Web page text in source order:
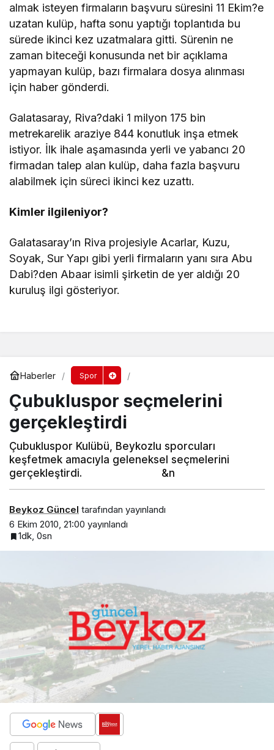
almak isteyen firmaların başvuru süresini 11 Ekim?e
uzatan kulüp, hafta sonu yaptığı toplantıda bu
sürede ikinci kez uzatmalara gitti. Sürenin ne
zaman biteceği konusunda net bir açıklama
yapmayan kulüp, bazı firmalara dosya alınması
için haber gönderdi.
Galatasaray, Riva?daki 1 milyon 175 bin
metrekarelik araziye 844 konutluk inşa etmek
istiyor. İlk ihale aşamasında yerli ve yabancı 20
firmadan talep alan kulüp, daha fazla başvuru
alabilmek için süreci ikinci kez uzattı.
Kimler ilgileniyor?
Galatasaray’ın Riva projesiyle Acarlar, Kuzu,
Soyak, Sur Yapı gibi yerli firmaların yanı sıra Abu
Dabi?den Abaar isimli şirketin de yer aldığı 20
kuruluş ilgi gösteriyor.
Haberler Spor
Çubukluspor seçmelerini
gerçekleştirdi
Çubukluspor Kulübü, Beykozlu sporcuları
keşfetmek amacıyla geleneksel seçmelerini
gerçekleştirdi. &n
Beykoz Güncel tarafından yayınlandı
6 Ekim 2010, 21:00 yayınlandı
1dk, 0sn